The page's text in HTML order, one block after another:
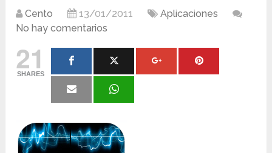
Cento 13/01/2011
Aplicaciones
No hay comentarios
21
SHARES